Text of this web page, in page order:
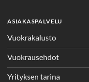
ASIAKASPALVELU
Vuokrakalusto
Vuokrausehdot
Yrityksen tarina